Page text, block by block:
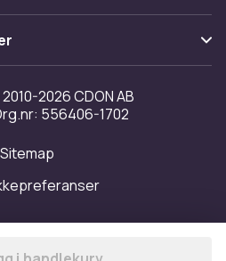
2026 CDON AB
556406-1702
Sitemap